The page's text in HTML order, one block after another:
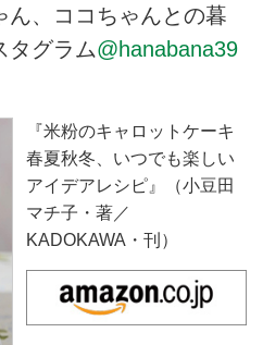
ん、ココちゃんとの暮
タグラム@hanabana39
『米粉のキャロットケーキ
春夏秋冬、いつでも楽しい
アイデアレシピ』（小豆田
マチ子・著／
KADOKAWA・刊）